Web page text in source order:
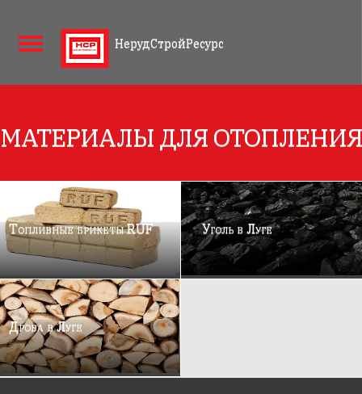
НерудСтройРесурс
МАТЕРИАЛЫ ДЛЯ ОТОПЛЕНИЯ
Топливные брикеты RUF Уголь в Луге
Дрова в Луге